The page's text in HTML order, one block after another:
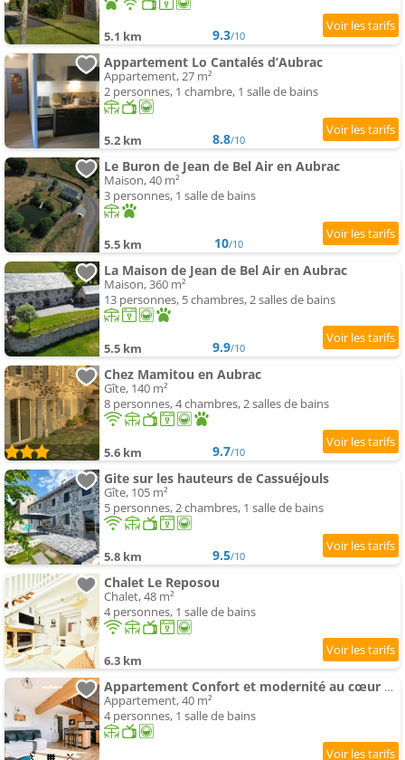
5.1 km 9.3/10
Appartement Lo Cantalés d’Aubrac
Appartement, 27 m²
2 personnes, 1 chambre, 1 salle de bains
5.2 km 8.8/10
Le Buron de Jean de Bel Air en Aubrac
Maison, 40 m²
3 personnes, 1 salle de bains
5.5 km 10/10
La Maison de Jean de Bel Air en Aubrac
Maison, 360 m²
13 personnes, 5 chambres, 2 salles de bains
5.5 km 9.9/10
Chez Mamitou en Aubrac
Gîte, 140 m²
8 personnes, 4 chambres, 2 salles de bains
5.6 km 9.7/10
Gite sur les hauteurs de Cassuéjouls
Gîte, 105 m²
5 personnes, 2 chambres, 1 salle de bains
5.8 km 9.5/10
Chalet Le Reposou
Chalet, 48 m²
4 personnes, 1 salle de bains
6.3 km
Appartement Confort et modernité au cœur de l'Aubrac
Appartement, 40 m²
4 personnes, 1 salle de bains